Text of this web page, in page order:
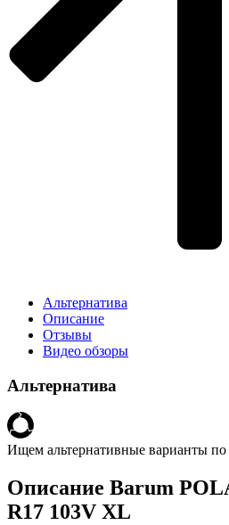
Альтернатива
Описание
Отзывы
Видео обзоры
Альтернатива
Ищем альтернативные варианты по
Описание Barum
R17 103V XL